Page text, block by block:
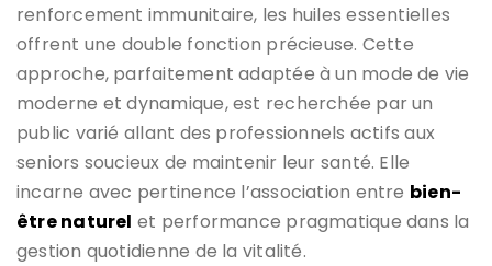
renforcement immunitaire, les huiles essentielles
offrent une double fonction précieuse. Cette
approche, parfaitement adaptée à un mode de vie
moderne et dynamique, est recherchée par un
public varié allant des professionnels actifs aux
seniors soucieux de maintenir leur santé. Elle
incarne avec pertinence l’association entre bien-
être naturel et performance pragmatique dans la
gestion quotidienne de la vitalité.